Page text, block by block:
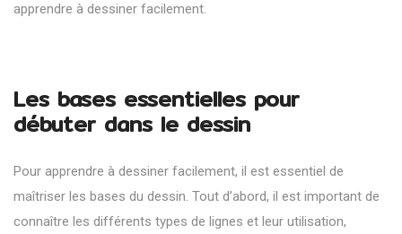
apprendre à dessiner facilement.
Les bases essentielles pour
débuter dans le dessin
Pour apprendre à dessiner facilement, il est essentiel de
maîtriser les bases du dessin. Tout d’abord, il est important de
connaître les différents types de lignes et leur utilisation,